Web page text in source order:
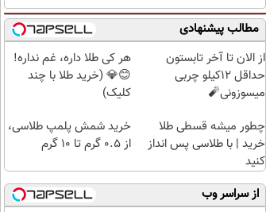
مطالب پیشنهادی
از الان تا آخر تابستون
حداقل 12کیلو چربی
میسوزونی🧨
هر کی طلا داره، غم نداره!
😊💎 (خرید طلا با چند
کلیک)
چطور میشه قسطی طلا
خرید | با طلاسی پس انداز
کنید
خرید شمش پلمپ طلاسی،
از ۰.۵ گرم تا ۱۰ گرم
از سراسر وب